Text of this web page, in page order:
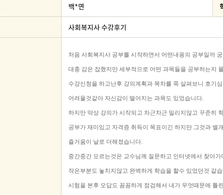
백*연
사회복지사 수강후기